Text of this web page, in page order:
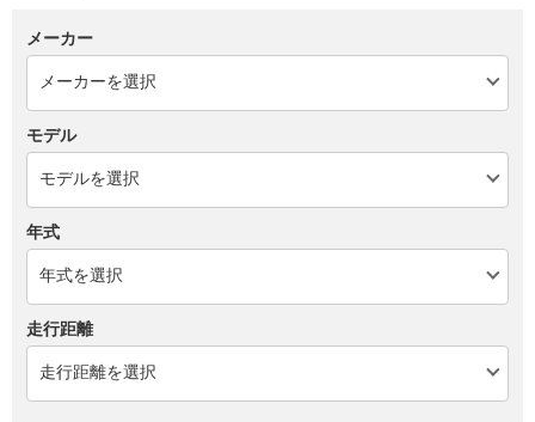
メーカー
モデル
年式
走行距離